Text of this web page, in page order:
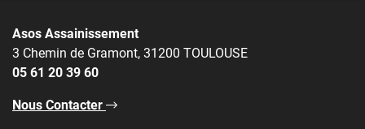
Asos Assainissement
3 Chemin de Gramont, 31200 TOULOUSE
05 61 20 39 60
Nous Contacter